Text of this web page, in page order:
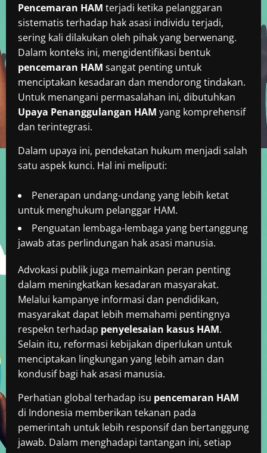
Pencemaran HAM terjadi ketika pelanggaran
sistematis terhadap hak asasi individu terjadi,
sering kali dilakukan oleh pihak yang berwenang.
Dalam konteks ini, mengidentifikasi bentuk
pencemaran HAM sangat penting untuk
menciptakan kesadaran dan mendorong tindakan.
Untuk menangani permasalahan ini, dibutuhkan
Upaya Penanggulangan HAM yang komprehensif
dan terintegrasi.
Dalam upaya ini, pendekatan hukum menjadi salah
satu aspek kunci. Hal ini meliputi:
Penerapan undang-undang yang lebih ketat
untuk menghukum pelanggar HAM.
Penguatan lembaga-lembaga yang bertanggung
jawab atas perlindungan hak asasi manusia.
Advokasi publik juga memainkan peran penting
dalam meningkatkan kesadaran masyarakat.
Melalui kampanye informasi dan pendidikan,
masyarakat dapat lebih memahami pentingnya
respekn terhadap penyelesaian kasus HAM.
Selain itu, reformasi kebijakan diperlukan untuk
menciptakan lingkungan yang lebih aman dan
kondusif bagi hak asasi manusia.
Perhatian global terhadap isu pencemaran HAM
di Indonesia memberikan tekanan pada
pemerintah untuk lebih responsif dan bertanggung
jawab. Dalam menghadapi tantangan ini, setiap